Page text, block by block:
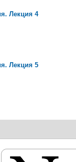
Лекция 4
Лекция 5